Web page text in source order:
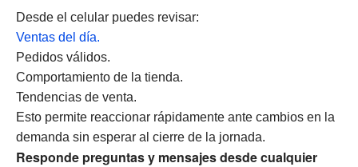
Desde el celular puedes revisar:
Ventas del día.
Pedidos válidos.
Comportamiento de la tienda.
Tendencias de venta.
Esto permite reaccionar rápidamente ante cambios en la
demanda sin esperar al cierre de la jornada.
Responde preguntas y mensajes desde cualquier